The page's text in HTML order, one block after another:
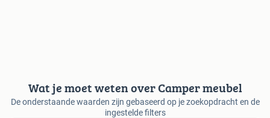
Wat je moet weten over Camper meubel
De onderstaande waarden zijn gebaseerd op je zoekopdracht en de
ingestelde filters